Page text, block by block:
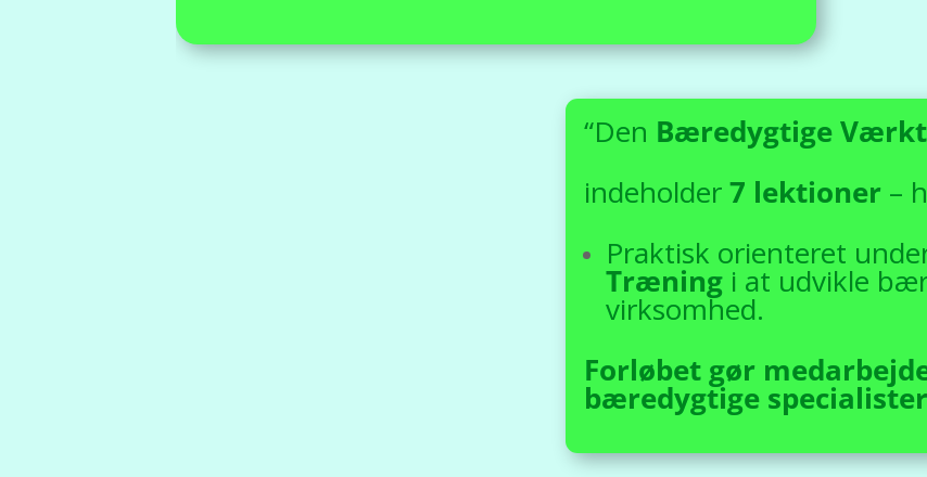
“Den Bæredygtige
indeholder7 lektioner–
Praktisk orienteret
Træningi at udvikle
virksomhed.
Forløbet gør
bæredygtige